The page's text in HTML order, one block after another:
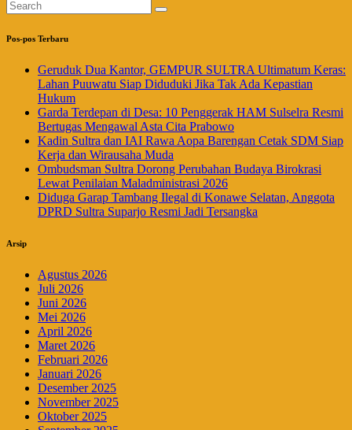
Pos-pos Terbaru
Geruduk Dua Kantor, GEMPUR SULTRA Ultimatum Keras:
Lahan Puuwatu Siap Diduduki Jika Tak Ada Kepastian
Hukum
Garda Terdepan di Desa: 10 Penggerak HAM Sulselra Resmi
Bertugas Mengawal Asta Cita Prabowo
Kadin Sultra dan IAI Rawa Aopa Barengan Cetak SDM Siap
Kerja dan Wirausaha Muda
Ombudsman Sultra Dorong Perubahan Budaya Birokrasi
Lewat Penilaian Maladministrasi 2026
Diduga Garap Tambang Ilegal di Konawe Selatan, Anggota
DPRD Sultra Suparjo Resmi Jadi Tersangka
Arsip
Agustus 2026
Juli 2026
Juni 2026
Mei 2026
April 2026
Maret 2026
Februari 2026
Januari 2026
Desember 2025
November 2025
Oktober 2025